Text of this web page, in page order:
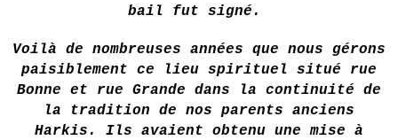
bail fut signé.
Voilà de nombreuses années que nous gérons
paisiblement ce lieu spirituel situé rue
Bonne et rue Grande dans la continuité de
la tradition de nos parents anciens
Harkis. Ils avaient obtenu une mise à